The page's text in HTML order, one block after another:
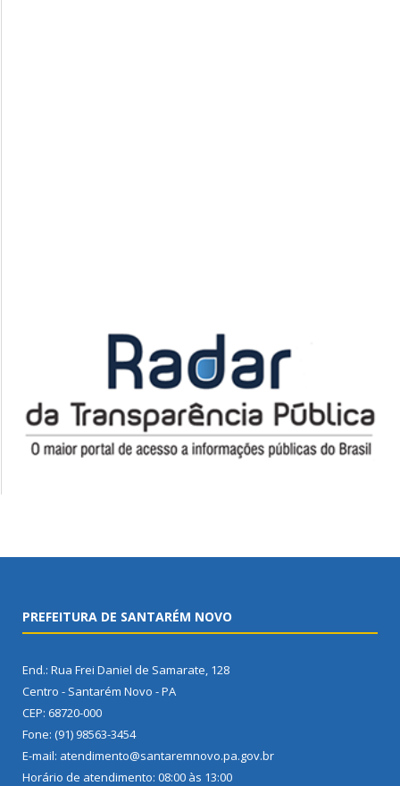
PREFEITURA DE SANTARÉM NOVO
End.: Rua Frei Daniel de Samarate, 128
Centro - Santarém Novo - PA
CEP: 68720-000
Fone: (91) 98563-3454
E-mail: atendimento@santaremnovo.pa.gov.br
Horário de atendimento: 08:00 às 13:00